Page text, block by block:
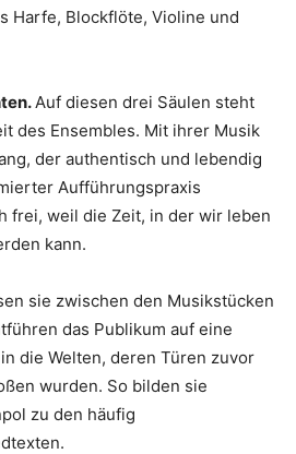
Harfe, Blockflöte, Violine und
Auf diesen drei Säulen steht
des Ensembles. Mit ihrer Musik
der authentisch und lebendig
Aufführungspraxis
frei, weil die Zeit, in der wir leben
kann.
sie zwischen den Musikstücken
das Publikum auf eine
die Welten, deren Türen zuvor
wurden. So bilden sie
zu den häufig